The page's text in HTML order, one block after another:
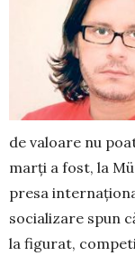
de valoare nu
marți a fost, la
presa
socializare spun
la figurat,